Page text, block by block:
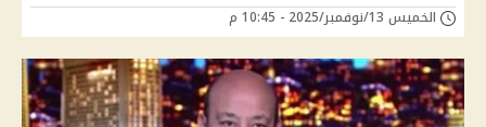
الخميس 13/نوفمبر/2025 - 10:45 م